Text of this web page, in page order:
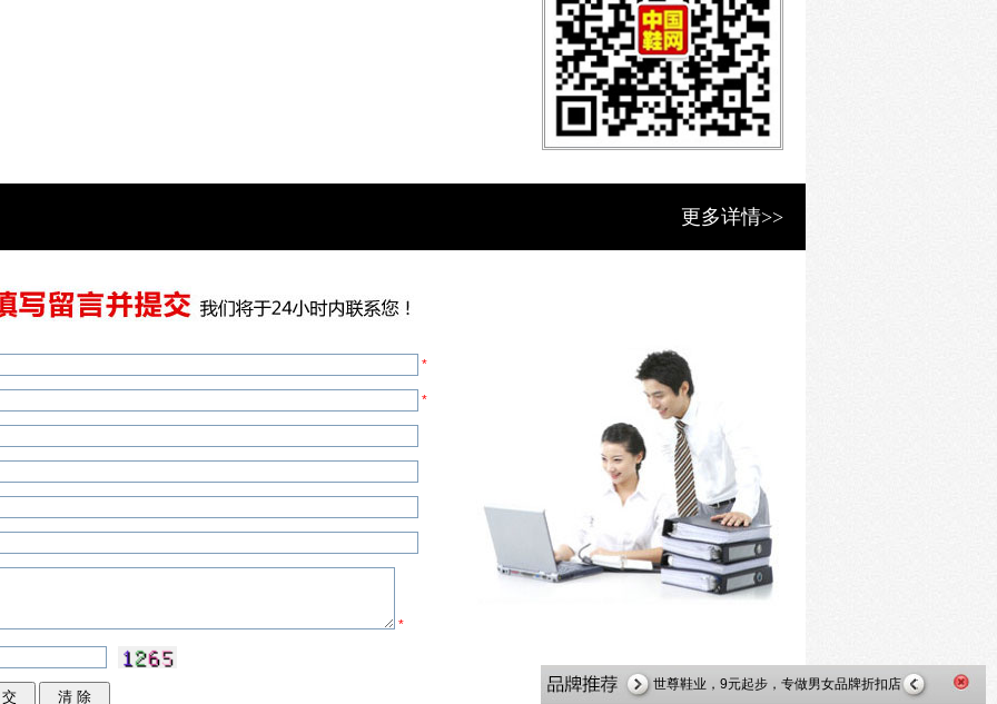
更多详情>>
*
*
*
大东女鞋加盟 全国火热招商！